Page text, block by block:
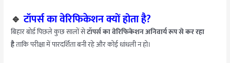
🔹टॉपर्स का वेरिफिकेशन क्यों होता है?
बिहार बोर्ड पिछले कुछ सालों सेटॉपर्स का वेरिफिकेशन अनिवार्य रूप से कर रहा
हैताकि परीक्षा में पारदर्शिता बनी रहे और कोई धांधली न हो।